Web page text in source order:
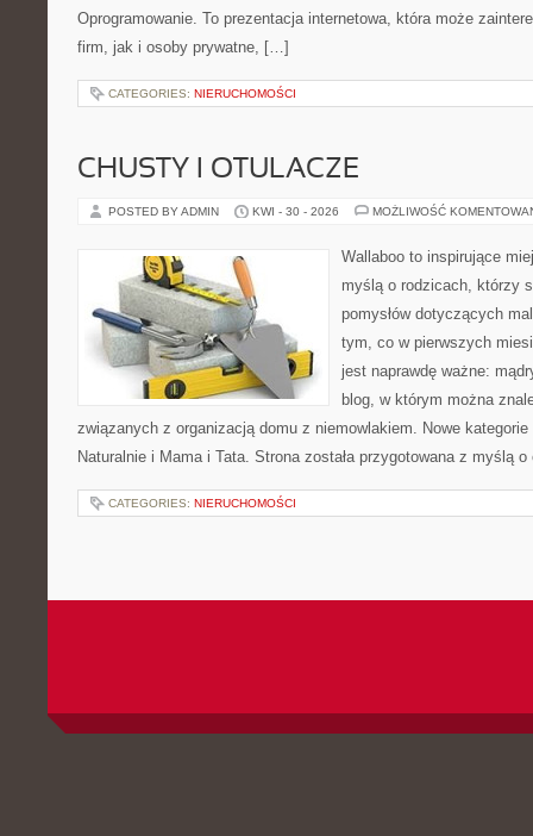
Oprogramowanie. To prezentacja internetowa, która może
firm, jak i osoby prywatne, […]
CATEGORIES: NIERUCHOMOŚCI
CHUSTY I OTULACZE
POSTED BY ADMIN KWI - 30 - 2026 MOŻLIWOŚĆ
Wallaboo to inspirujące
myślą o rodzicach, którzy
pomysłów dotyczących
tym, co w pierwszych
jest naprawdę ważne:
blog, w którym można
związanych z organizacją domu z niemowlakiem. Nowe
Naturalnie i Mama i Tata. Strona została przygotowana z myślą
CATEGORIES: NIERUCHOMOŚCI